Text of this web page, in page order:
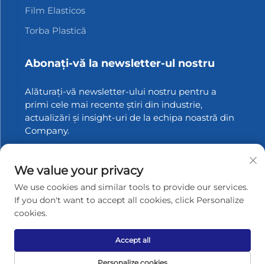
Film Elasticos
Torba Plastică
Abonați-vă la newsletter-ul nostru
Alăturați-vă newsletter-ului nostru pentru a
primi cele mai recente știri din industrie,
actualizări și insight-uri de la echipa noastră din
Company.
Drepturi de autor © 2025 Zhangjiagang Xinfang Packaging
Derulează spre sus
We value your privacy
We use cookies and similar tools to provide our services.
If you don't want to accept all cookies, click Personalize
cookies.
Accept all